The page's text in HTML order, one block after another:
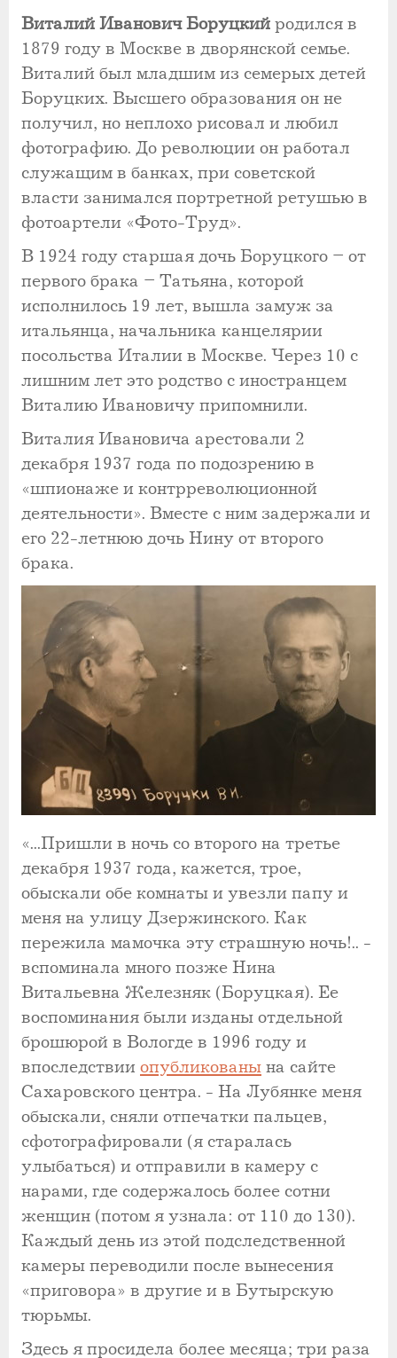
Виталий Иванович Боруцкий родился в
1879 году в Москве в дворянской семье.
Виталий был младшим из семерых детей
Боруцких. Высшего образования он не
получил, но неплохо рисовал и любил
фотографию. До революции он работал
служащим в банках, при советской
власти занимался портретной ретушью в
фотоартели «Фото-Труд».
В 1924 году старшая дочь Боруцкого – от
первого брака – Татьяна, которой
исполнилось 19 лет, вышла замуж за
итальянца, начальника канцелярии
посольства Италии в Москве. Через 10 с
лишним лет это родство с иностранцем
Виталию Ивановичу припомнили.
Виталия Ивановича арестовали 2
декабря 1937 года по подозрению в
«шпионаже и контрреволюционной
деятельности». Вместе с ним задержали и
его 22-летнюю дочь Нину от второго
брака.
«...Пришли в ночь со второго на третье
декабря 1937 года, кажется, трое,
обыскали обе комнаты и увезли папу и
меня на улицу Дзержинского. Как
пережила мамочка эту страшную ночь!.. -
вспоминала много позже Нина
Витальевна Железняк (Боруцкая). Ее
воспоминания были изданы отдельной
брошюрой в Вологде в 1996 году и
впоследствии опубликованы на сайте
Сахаровского центра. - На Лубянке меня
обыскали, сняли отпечатки пальцев,
сфотографировали (я старалась
улыбаться) и отправили в камеру с
нарами, где содержалось более сотни
женщин (потом я узнала: от 110 до 130).
Каждый день из этой подследственной
камеры переводили после вынесения
«приговора» в другие и в Бутырскую
тюрьмы.
Здесь я просидела более месяца; три раза